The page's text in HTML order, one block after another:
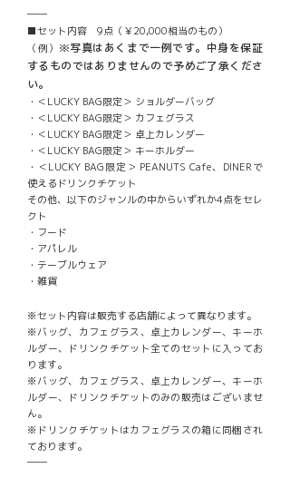
――
■セット内容 9点（￥20,000相当のもの）
（例） ※写真はあくまで一例です。中身を保証
するものではありませんので予めご了承くださ
い。
・＜LUCKY BAG限定＞ ショルダーバッグ
・＜LUCKY BAG限定＞ カフェグラス
・＜LUCKY BAG限定＞ 卓上カレンダー
・＜LUCKY BAG限定＞ キーホルダー
・＜LUCKY BAG限定＞ PEANUTS Cafe、DINERで
使えるドリンクチケット
その他、以下のジャンルの中からいずれか4点をセレ
クト
・フード
・アパレル
・テーブルウェア
・雑貨
※セット内容は販売する店舗によって異なります。
※バッグ、カフェグラス、卓上カレンダー、キーホ
ルダー、ドリンクチケット全てのセットに入ってお
ります。
※バッグ、カフェグラス、卓上カレンダー、キーホ
ルダー、ドリンクチケットのみの販売はございませ
ん。
※ドリンクチケットはカフェグラスの箱に同梱され
ております。
――